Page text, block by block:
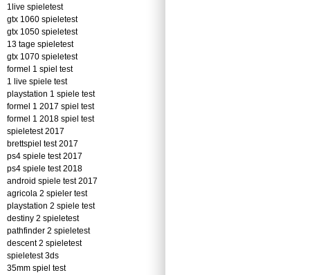
1live spieletest
gtx 1060 spieletest
gtx 1050 spieletest
13 tage spieletest
gtx 1070 spieletest
formel 1 spiel test
1 live spiele test
playstation 1 spiele test
formel 1 2017 spiel test
formel 1 2018 spiel test
spieletest 2017
brettspiel test 2017
ps4 spiele test 2017
ps4 spiele test 2018
android spiele test 2017
agricola 2 spieler test
playstation 2 spiele test
destiny 2 spieletest
pathfinder 2 spieletest
descent 2 spieletest
spieletest 3ds
35mm spiel test